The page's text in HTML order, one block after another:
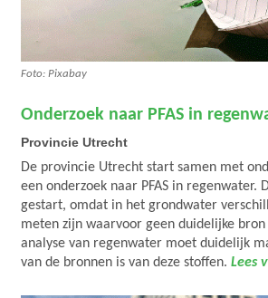
Foto: Pixabay
Onderzoek naar PFAS in
Provincie Utrecht
De provincie Utrecht start samen met
een onderzoek naar PFAS in regenwater.
gestart, omdat in het grondwater
meten zijn waarvoor geen duidelijke
analyse van regenwater moet duidelijk
van de bronnen is van deze stoffen. Lees